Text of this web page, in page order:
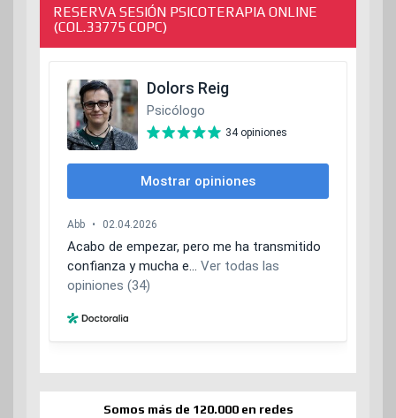
RESERVA SESIÓN PSICOTERAPIA ONLINE
(COL.33775 COPC)
Somos más de 120.000 en redes